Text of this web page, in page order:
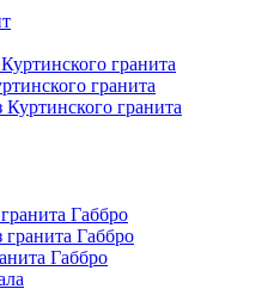
гранита
гранита
Куртинского гранита
Габбро
гранита Габбро
Габбро